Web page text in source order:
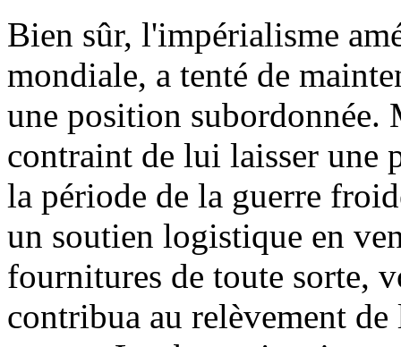
Bien sûr, l'impérialisme
mondiale, a tenté de
une position subordonnée.
contraint de lui laisser une
la période de la guerre
un soutien logistique en
fournitures de toute sorte,
contribua au relèvement